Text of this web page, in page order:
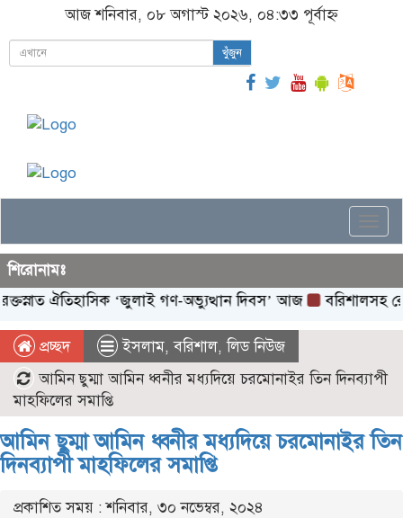
আজ শনিবার, ০৮ অগাস্ট ২০২৬, ০৪:৩৩ পূর্বাহ্ন
খুঁজুন
শিরোনামঃ
ঐতিহাসিক ‌‘জুলাই গণ-অভ্যুত্থান দিবস’ আজ
বরিশালসহ
প্রচ্ছদ ইসলাম,বরিশাল,লিড নিউজ
আমিন ছুম্মা আমিন ধ্বনীর মধ্যদিয়ে চরমোনাইর তিন দিনব্যাপী
মাহফিলের সমাপ্তি
আমিন ছুম্মা আমিন ধ্বনীর মধ্যদিয়ে চরমোনাইর তিন
দিনব্যাপী মাহফিলের সমাপ্তি
প্রকাশিত সময় : শনিবার, ৩০ নভেম্বর, ২০২৪